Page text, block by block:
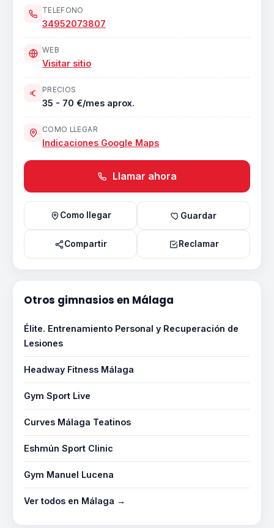
TELEFONO
34952073807
WEB
Visitar sitio
PRECIOS
35 - 70 €/mes aprox.
COMO LLEGAR
Indicaciones Google Maps
Llamar ahora
Como llegar Guardar
Compartir Reclamar
Otros gimnasios en Málaga
Élite. Entrenamiento Personal y Recuperación de
Lesiones
Headway Fitness Málaga
Gym Sport Live
Curves Málaga Teatinos
Eshmún Sport Clinic
Gym Manuel Lucena
Ver todos en Málaga →